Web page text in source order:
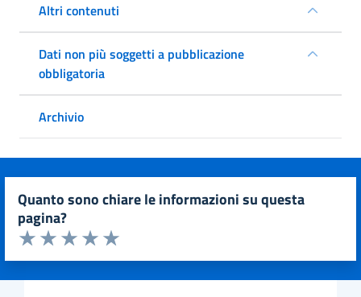
Altri contenuti
Dati non più soggetti a pubblicazione
obbligatoria
Archivio
quanto sono chiare le informazioni su questa
pagina?
Valuta da 1 a 5 stelle la pagina
Valuta 5 stelle su 5
Valuta 4 stelle su 5
Valuta 3 stelle su 5
Valuta 2 stelle su 5
Valuta 1 stelle su 5